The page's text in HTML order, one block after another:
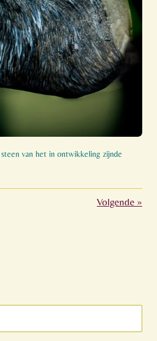
van het in ontwikkeling zijnde
Volgende »